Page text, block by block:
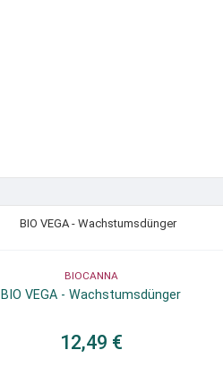
BIOCANNA
BIO VEGA - Wachstumsdünger
12,49 €